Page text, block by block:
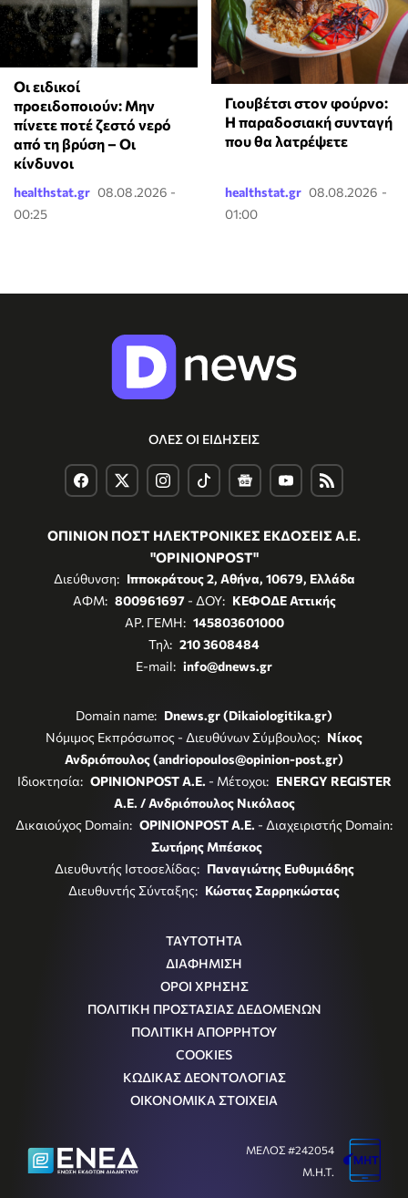
Οι ειδικοί
προειδοποιούν: Μην
πίνετε ποτέ ζεστό νερό
από τη βρύση – Οι
κίνδυνοι
healthstat.gr 08.08.2026 -
00:25
Γιουβέτσι στον φούρνο:
Η παραδοσιακή συνταγή
που θα λατρέψετε
healthstat.gr 08.08.2026 -
01:00
ΟΛΕΣ ΟΙ ΕΙΔΗΣΕΙΣ
ΟΠΙΝΙΟΝ ΠΟΣΤ ΗΛΕΚΤΡΟΝΙΚΕΣ ΕΚΔΟΣΕΙΣ Α.Ε.
"OPINIONPOST"
Διεύθυνση: Ιπποκράτους 2, Αθήνα, 10679, Ελλάδα
ΑΦΜ: 800961697- ΔΟΥ: ΚΕΦΟΔΕ Αττικής
ΑΡ. ΓΕΜΗ: 145803601000
Τηλ: 210 3608484
E-mail: info@dnews.gr
Domain name: Dnews.gr (Dikaiologitika.gr)
Νόμιμος Εκπρόσωπος - Διευθύνων Σύμβουλος: Νίκος
Ανδριόπουλος (andriopoulos@opinion-post.gr)
Ιδιοκτησία: OPINIONPOST A.E. - Μέτοχοι: ENERGY REGISTER
Α.Ε. / Ανδριόπουλος Νικόλαος
Δικαιούχος Domain: OPINIONPOST A.E. - Διαχειριστής Domain:
Σωτήρης Μπέσκος
Διευθυντής Ιστοσελίδας: Παναγιώτης Ευθυμιάδης
Διευθυντής Σύνταξης: Κώστας Σαρρηκώστας
ΤΑΥΤΟΤΗΤΑ
ΔΙΑΦΗΜΙΣΗ
ΟΡΟΙ ΧΡΗΣΗΣ
ΠΟΛΙΤΙΚΗ ΠΡΟΣΤΑΣΙΑΣ ΔΕΔΟΜΕΝΩΝ
ΠΟΛΙΤΙΚΗ ΑΠΟΡΡΗΤΟΥ
COOKIES
ΚΩΔΙΚΑΣ ΔΕΟΝΤΟΛΟΓΙΑΣ
ΟΙΚΟΝΟΜΙΚΑ ΣΤΟΙΧΕΙΑ
ΜΕΛΟΣ #242054
Μ.Η.Τ.